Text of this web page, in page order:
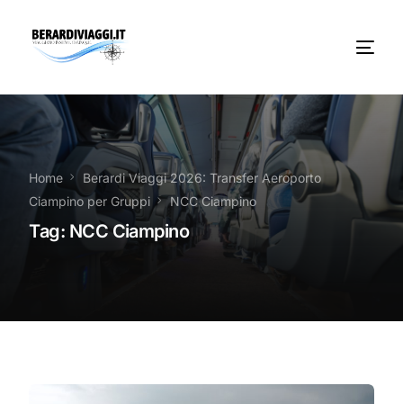
Home
Berardi Viaggi 2026: Transfer Aeroporto
Ciampino per Gruppi
NCC Ciampino
Tag: NCC Ciampino
Chi Siamo
Noleggio
Autobus servizi
Vacanze Viaggi Frosinone